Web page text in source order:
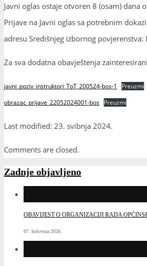
Javni oglas ostaje otvoren 8 (osam)
Prijave na Javni oglas sa potrebnim
adresu Središnjeg izbornog
Za sva dodatna obavještenja
javni_poziv_instruktori_ToT_200524-bos-1
Preuzmi
obrazac_prijave_22052024001-bos Preuzmi
Last modified: 23. svibnja 2024.
Comments are closed.
Zadnje objavljeno
OBAVIJEST O ORGANIZACIJI RADA
07. kolovoza 2026.